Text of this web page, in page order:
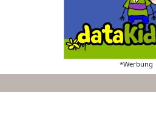
*Werbung